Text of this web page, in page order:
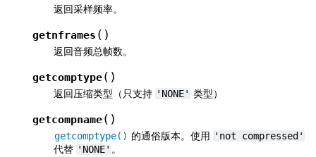
返回采样频率。
getnframes ( )
返回音频总帧数。
getcomptype( )
返回压缩类型（只支持 'NONE' 类型）
getcompname( )
getcomptype() 的通俗版本。使用 'not
compressed'
代替 'NONE' 。